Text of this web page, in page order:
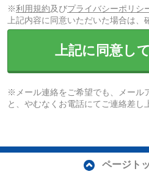
※利用規約及びプライバシーポリシ
上記内容に同意いただいた場合は、
上記に同意し
※メール連絡をご希望でも、メール
と、やむなくお電話にてご連絡差し
ページト